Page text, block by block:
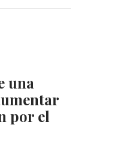
una
por el